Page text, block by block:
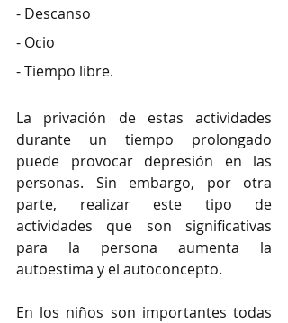
- Descanso
- Ocio
- Tiempo libre.
La privación de estas actividades
durante un tiempo prolongado
puede provocar depresión en las
personas. Sin embargo, por otra
parte, realizar este tipo de
actividades que son significativas
para la persona aumenta la
autoestima y el autoconcepto.
En los niños son importantes todas